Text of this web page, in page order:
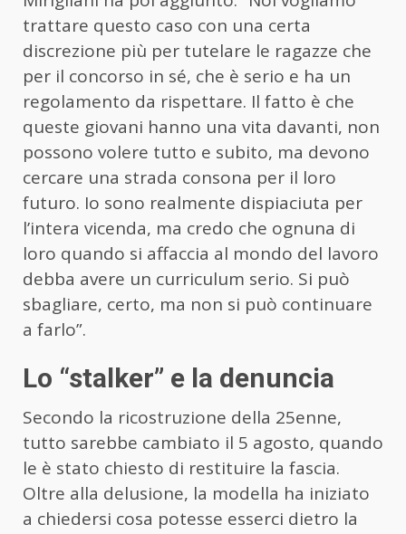
trattare questo caso con una certa
discrezione più per tutelare le ragazze che
per il concorso in sé, che è serio e ha un
regolamento da rispettare. Il fatto è che
queste giovani hanno una vita davanti, non
possono volere tutto e subito, ma devono
cercare una strada consona per il loro
futuro. Io sono realmente dispiaciuta per
l’intera vicenda, ma credo che ognuna di
loro quando si affaccia al mondo del lavoro
debba avere un curriculum serio. Si può
sbagliare, certo, ma non si può continuare
a farlo”.
Lo “stalker” e la denuncia
Secondo la ricostruzione della 25enne,
tutto sarebbe cambiato il 5 agosto, quando
le è stato chiesto di restituire la fascia.
Oltre alla delusione, la modella ha iniziato
a chiedersi cosa potesse esserci dietro la